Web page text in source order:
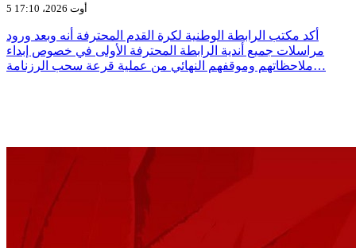
5 أوت 2026، 17:10
أكد مكتب الرابطة الوطنية لكرة القدم المحترفة أنه وبعد ورود
مراسلات جميع أندية الرابطة المحترفة الأولى في خصوص إبداء
ملاحظاتهم وموقفهم النهائي من عملية قرعة سحب الرزنامة…